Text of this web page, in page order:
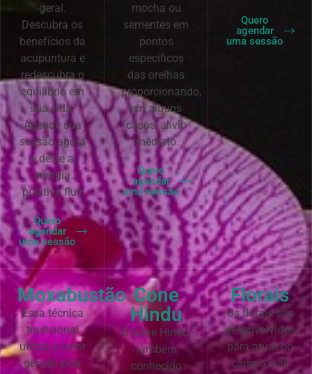
geral.
Descubra os
benefícios da
acupuntura e
redescubra o
equilíbrio em
sua vida.
Agende sua
sessão agora
e deixe a
energia
positiva fluir
Quero
agendar
uma sessão
mocha ou
sementes em
pontos
específicos
das orelhas
proporcionando,
em alguns
casos, alívio
imediato.
Quero
agendar
uma sessão
Quero
agendar
uma sessão
Moxabustão
Essa técnica
tradicional
utiliza o calor
gerado pela
Cone
Hindu
O Cone Hindu,
também
conhecido
Florais
Os florais são
desenvolvidos
para atuar no
campo sutil